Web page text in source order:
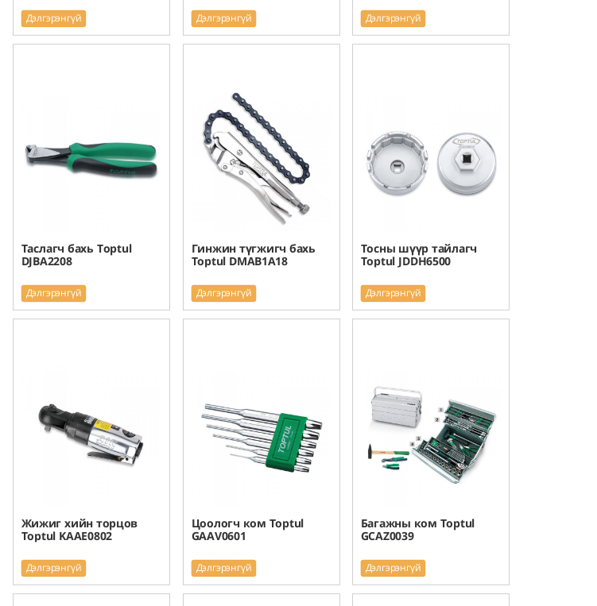
Дэлгэрэнгүй Дэлгэрэнгүй Дэлгэрэнгүй
Таслагч бахь Toptul
DJBA2208
Дэлгэрэнгүй
Гинжин түгжигч бахь
Toptul DMAB1A18
Дэлгэрэнгүй
Тосны шүүр тайлагч
Toptul JDDH6500
Дэлгэрэнгүй
Жижиг хийн торцов
Toptul KAAE0802
Дэлгэрэнгүй
Цоологч ком Toptul
GAAV0601
Дэлгэрэнгүй
Багажны ком Toptul
GCAZ0039
Дэлгэрэнгүй